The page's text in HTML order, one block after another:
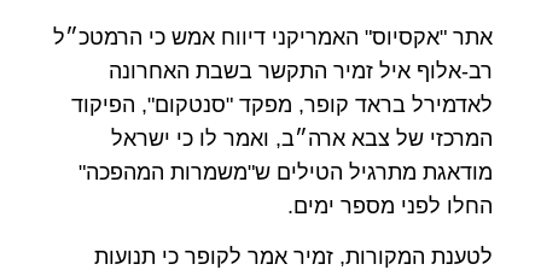
אתר "אקסיוס" האמריקני דיווח אמש כי הרמטכ״ל
רב-אלוף איל זמיר התקשר בשבת האחרונה
לאדמירל בראד קופר, מפקד "סנטקום", הפיקוד
המרכזי של צבא ארה״ב, ואמר לו כי ישראל
מודאגת מתרגיל הטילים ש"משמרות המהפכה"
החלו לפני מספר ימים.
לטענת המקורות, זמיר אמר לקופר כי תנועות